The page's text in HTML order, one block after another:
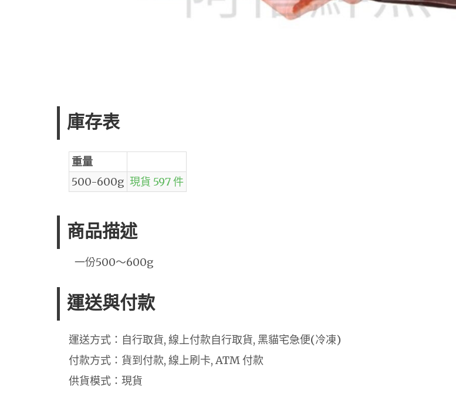
庫存表
重量
500-600g 現貨 597 件
商品描述
一份500～600g
運送與付款
運送方式：自行取貨, 線上付款自行取貨, 黑貓宅急便(冷凍)
付款方式：貨到付款, 線上刷卡, ATM 付款
供貨模式：現貨